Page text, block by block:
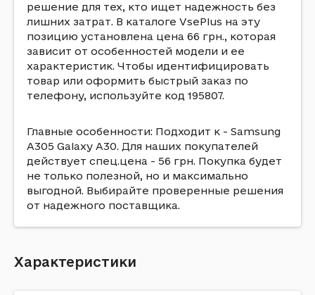
решение для тех, кто ищет надежность без
лишних затрат. В каталоге VsePlus на эту
позицию установлена цена 66 грн., которая
зависит от особенностей модели и ее
характеристик. Чтобы идентифицировать
товар или оформить быстрый заказ по
телефону, используйте код 195807.
Главные особенности: Подходит к - Samsung
A305 Galaxy A30. Для наших покупателей
действует спец.цена - 56 грн. Покупка будет
не только полезной, но и максимально
выгодной. Выбирайте проверенные решения
от надежного поставщика.
Характеристики